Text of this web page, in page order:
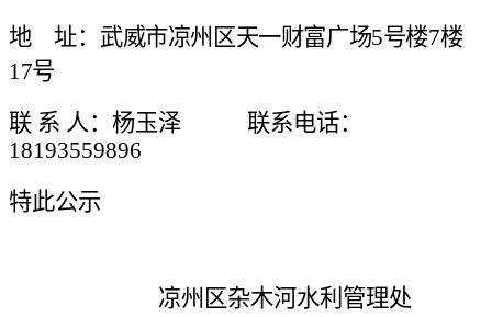
地
址： 武威市凉州区天一财富广场5号楼7楼
17号
联 系 人：杨玉泽
联系电话：
18193559896
特此公示
凉州区杂木河水利管理处